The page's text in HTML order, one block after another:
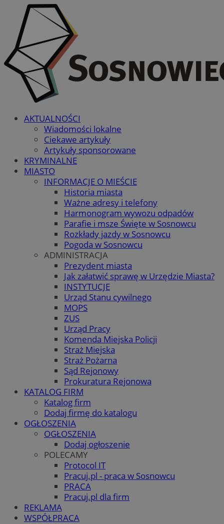
AKTUALNOŚCI
Wiadomości lokalne
Ciekawe artykuły
Artykuły sponsorowane
KRYMINALNE
MIASTO
INFORMACJE O MIEŚCIE
Historia miasta
Ważne adresy i telefony
Harmonogram wywozu odpadów
Parafie i msze Święte w Sosnowcu
Rozkłady jazdy w Sosnowcu
Pogoda w Sosnowcu
ADMINISTRACJA
Prezydent miasta
Jak załatwić sprawę w Urzędzie Miasta?
INSTYTUCJE
Urząd Stanu cywilnego
MOPS
ZUS
Urząd Pracy
Komenda Miejska Policji
Straż Miejska
Straż Pożarna
Sąd Rejonowy
Prokuratura Rejonowa
KATALOG FIRM
Katalog firm
Dodaj firmę do katalogu
OGŁOSZENIA
OGŁOSZENIA
Dodaj ogłoszenie
POLECAMY
Protocol IT
Pracuj.pl - praca w Sosnowcu
PRACA
Pracuj.pl dla firm
REKLAMA
WSPÓŁPRACA